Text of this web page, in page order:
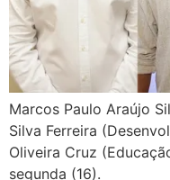
Marcos Paulo Araújo
Silva Ferreira
Oliveira Cruz
segunda (16).